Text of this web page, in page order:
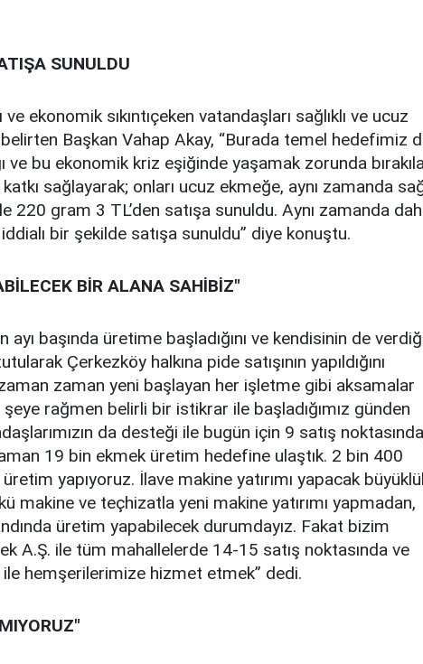
SUNULDU
ekonomik sıkıntıçeken vatandaşları sağlıklı ve ucuz
Başkan Vahap Akay, “Burada temel hedefimiz
bu ekonomik kriz eşiğinde yaşamak zorunda
sağlayarak; onları ucuz ekmeğe, aynı zamanda
220 gram 3 TL’den satışa sunuldu. Aynı zamanda
bir şekilde satışa sunuldu” diye konuştu.
BİR ALANA SAHİBİZ"
başında üretime başladığını ve kendisinin de
Çerkezköy halkına pide satışının yapıldığını
zaman yeni başlayan her işletme gibi aksamalar
rağmen belirli bir istikrar ile başladığımız günden
da desteği ile bugün için 9 satış
19 bin ekmek üretim hedefine ulaştık. 2 bin 400
yapıyoruz. İlave makine yatırımı yapacak
makine ve teçhizatla yeni makine yatırımı yapmadan,
üretim yapabilecek durumdayız. Fakat bizim
A.Ş. ile tüm mahallelerde 14-15 satış noktasında ve
hemşerilerimize hizmet etmek” dedi.